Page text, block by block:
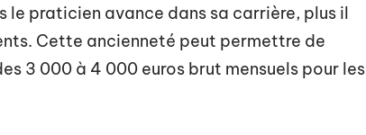
le praticien avance dans sa carrière, plus il
Cette ancienneté peut permettre de
3 000 à 4 000 euros brut mensuels pour les